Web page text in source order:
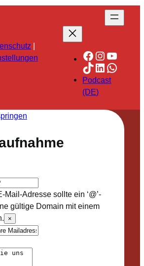
|
Facebook
TikTok
LinkedIn
Podcast
(DE)
Mail-Adresse sollte ein ‘@’-
gültige Domain mit einem
×